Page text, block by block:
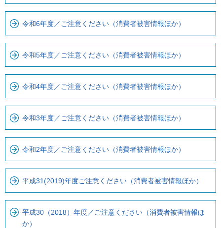
で
カ
ビ
で
す
令和6年度／ご注意ください（消費者被害情報ほか）
令和5年度／ご注意ください（消費者被害情報ほか）
令和4年度／ご注意ください（消費者被害情報ほか）
令和3年度／ご注意ください（消費者被害情報ほか）
令和2年度／ご注意ください（消費者被害情報ほか）
平成31(2019)年度ご注意ください（消費者被害情報ほか）
平成30（2018）年度／ご注意ください（消費者被害情報ほ
か）